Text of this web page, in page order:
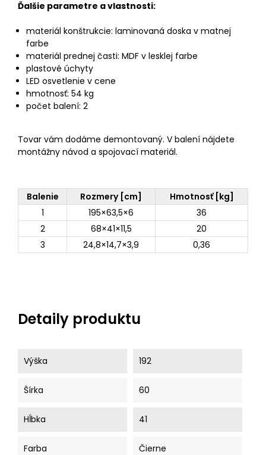
Ďalšie parametre a vlastnosti:
materiál konštrukcie: laminovaná doska v matnej
farbe
materiál prednej časti: MDF v lesklej farbe
plastové úchyty
LED osvetlenie v cene
hmotnosť: 54 kg
počet balení: 2
Tovar vám dodáme demontovaný. V balení nájdete
montážny návod a spojovací materiál.
Balenie Rozmery [cm]
Hmotnosť [kg]
1
195×63,5×6
36
2
68×41×11,5
20
3
24,8×14,7×3,9 0,36
Detaily produktu
Výška 192
Šírka 60
Hĺbka 41
Farba Čierne